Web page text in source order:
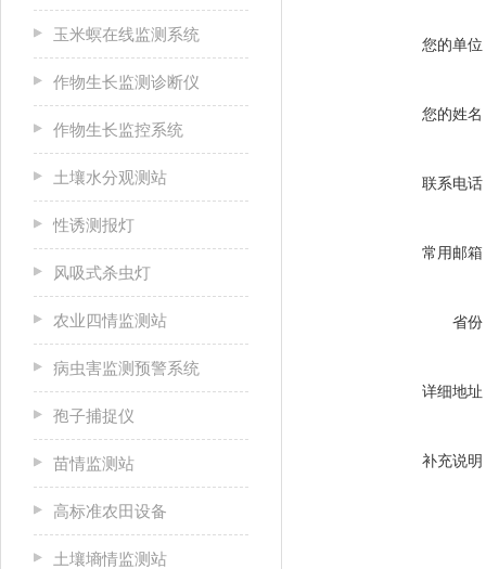
玉米螟在线监测系统
作物生长监测诊断仪
作物生长监控系统
土壤水分观测站
性诱测报灯
风吸式杀虫灯
农业四情监测站
病虫害监测预警系统
孢子捕捉仪
苗情监测站
高标准农田设备
土壤墒情监测站
您的单位
您的姓名
联系电话
常用邮箱
省份
详细地址
补充说明